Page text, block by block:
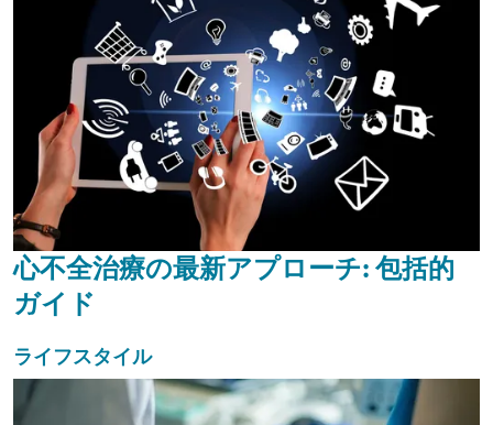
心不全治療の最新アプローチ: 包括的
ガイド
ライフスタイル